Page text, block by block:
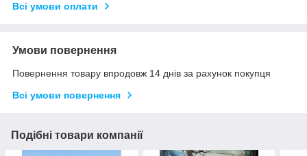
Всі умови оплати
Умови повернення
Повернення товару впродовж 14 днів за рахунок покупця
Всі умови повернення
Подібні товари компанії